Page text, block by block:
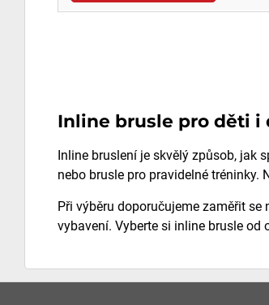
Inline brusle pro děti i
Inline bruslení je skvělý způsob, jak
nebo brusle pro pravidelné tréninky.
Při výběru doporučujeme zaměřit
vybavení. Vyberte si inline brusle od